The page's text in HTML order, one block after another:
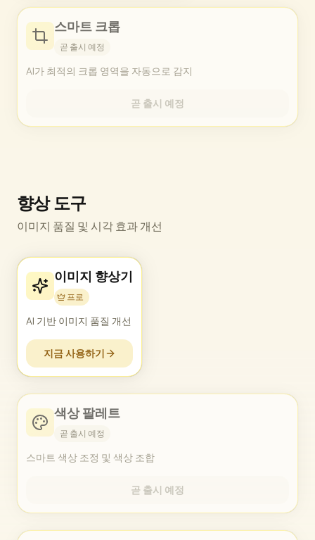
스마트 크롭
곧 출시 예정
AI가 최적의 크롭 영역을 자동으로 감지
곧 출시 예정
향상 도구
이미지 품질 및 시각 효과 개선
이미지 향상기
프로
AI 기반 이미지 품질 개선
지금 사용하기
색상 팔레트
곧 출시 예정
스마트 색상 조정 및 색상 조합
곧 출시 예정